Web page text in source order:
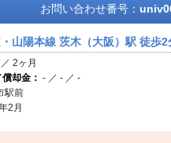
お問い合わせ番号：
山陽本線 茨木（大阪）駅 徒歩2
2ヶ月
却金： - ／ - ／ -
駅前
2月